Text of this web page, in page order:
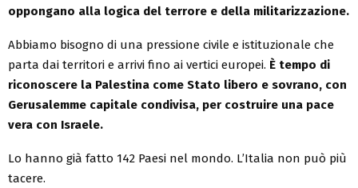
oppongano alla logica del terrore e della militarizzazione.
Abbiamo bisogno di una pressione civile e istituzionale che
parta dai territori e arrivi fino ai vertici europei. È tempo di
riconoscere la Palestina come Stato libero e sovrano, con
Gerusalemme capitale condivisa, per costruire una pace
vera con Israele.
Lo hanno già fatto 142 Paesi nel mondo. L’Italia non può più
tacere.